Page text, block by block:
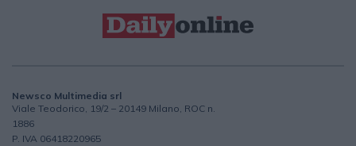
Newsco Multimedia srl
Viale Teodorico, 19/2 – 20149 Milano, ROC n.
1886
P. IVA 06418220965